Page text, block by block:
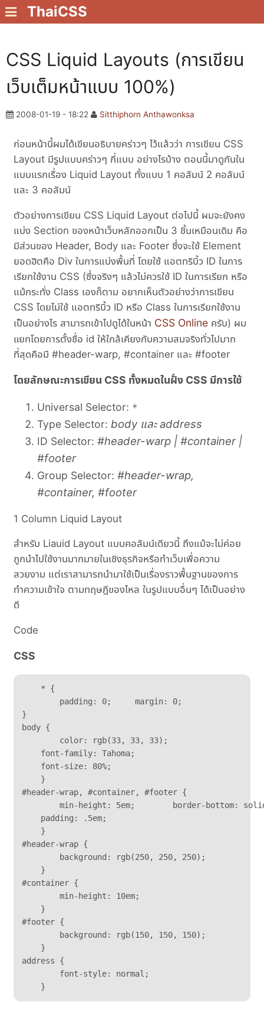
ThaiCSS
CSS Liquid Layouts (การเขียน
เว็บเต็มหน้าแบบ 100%)
2008-01-19 - 18:22 Sitthiphorn Anthawonksa
ก่อนหน้านี้ผมได้เขียนอธิบายคร่าวๆ ไว้แล้วว่า การเขียน CSS
Layout มีรูปแบบคร่าวๆ กี่แบบ อย่างไรบ้าง ตอนนี้มาดูกันใน
แบบแรกเรื่อง Liquid Layout ทั้งแบบ 1 คอลัมน์ 2 คอลัมน์
และ 3 คอลัมน์
ตัวอย่างการเขียน CSS Liquid Layout ต่อไปนี้ ผมจะยังคง
แบ่ง Section ของหน้าเว็บหลักออกเป็น 3 ชิ้นเหมือนเดิม คือ
มีส่วนของ Header, Body และ Footer ซึ่งจะใช้ Element
ยอดฮิตคือ Div ในการแบ่งพื้นที่ โดยใช้ แอตทริบิ้ว ID ในการ
เรียกใช้งาน CSS (ซึ่งจริงๆ แล้วไม่ควรใช้ ID ในการเรียก หรือ
แม้กระทั่ง Class เองก็ตาม อยากเห็นตัวอย่างว่าการเขียน
CSS โดยไม่ใช้ แอตทริบิ้ว ID หรือ Class ในการเรียกใช้งาน
เป็นอย่างไร สามารถเข้าไปดูได้ในหน้า CSS Online ครับ) ผม
แยกโดยการตั้งชื่อ id ให้ใกล้เคียงกับความสมจริงทั่วไปมาก
ที่สุดคือมี #header-warp, #container และ #footer
โดยลักษณะการเขียน CSS ทั้งหมดในฝั่ง CSS มีการใช้
Universal Selector: *
Type Selector: body และ address
ID Selector:#header-warp | #container |
#footer
Group Selector:#header-wrap,
#container, #footer
1 Column Liquid Layout
สำหรับ Liauid Layout แบบคอลัมน์เดียวนี้ ถึงแม้จะไม่ค่อย
ถูกนำไปใช้งานมากมายในเชิงธุรกิจหรือทำเว็บเพื่อความ
สวยงาม แต่เราสามารถนำมาใช้เป็นเรื่องราวพื้นฐานของการ
ทำความเข้าใจ ตามทฤษฎีของไหล ในรูปแบบอื่นๆ ได้เป็นอย่าง
ดี
Code
CSS
    * {
}
body {
    font-family: Tahoma;
    font-size: 80%;
    }
#header-wrap, #container, #footer {
	min-height: 5em;	border-bottom: solid 1px rgb(50, 50, 50);
    padding: .5em;
    }
#header-wrap {
    }
#container {
	min-height: 10em;
    }
#footer {
    }
address {
    }